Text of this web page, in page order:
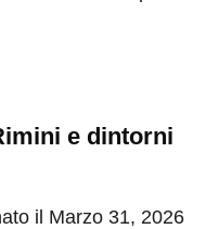
e dintorni
il Marzo 31, 2026